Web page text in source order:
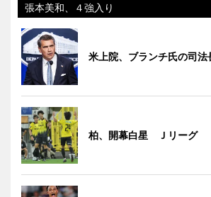
張本美和、４強入り
米上院、ブランチ氏の司法
柏、開幕白星 Ｊリーグ